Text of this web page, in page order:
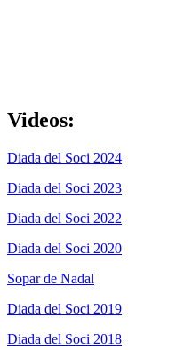
Videos:
Diada del Soci 2024
Diada del Soci 2023
Diada del Soci 2022
Diada del Soci 2020
Sopar de Nadal
Diada del Soci 2019
Diada del Soci 2018